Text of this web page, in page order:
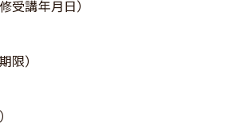
受講年月日）
限）